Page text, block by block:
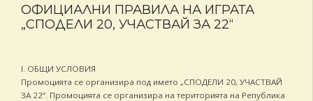
ОФИЦИАЛНИ ПРАВИЛА НА ИГРАТА
„СПОДЕЛИ 20, УЧАСТВАЙ ЗА 22“
I. ОБЩИ УСЛОВИЯ
Промоцията се организира под името „СПОДЕЛИ 20, УЧАСТВАЙ
ЗА 22“. Промоцията се организира на територията на Република